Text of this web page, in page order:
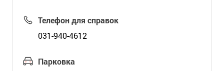
Телефон для справок
031-940-4612
Парковка